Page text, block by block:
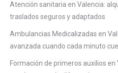
Atención sanitaria en Valencia:
traslados seguros y adaptados
Ambulancias Medicalizadas en
avanzada cuando cada minuto
Formación de primeros auxilios